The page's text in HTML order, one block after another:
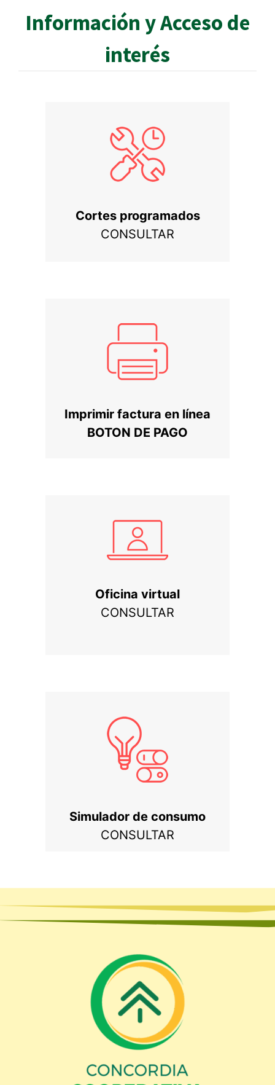
Información y Acceso de
interés
Cortes programados
CONSULTAR
Imprimir factura en línea
BOTON DE PAGO
Oficina virtual
CONSULTAR
Simulador de consumo
CONSULTAR